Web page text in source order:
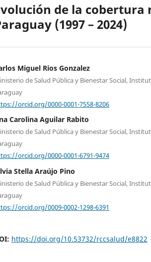
de la cobertura
(1997 – 2024)
Miguel Rios Gonzalez
de Salud Pública y Bienestar Social,
orcid.org/0000-0001-7558-8206
Carolina Aguilar Rabito
de Salud Pública y Bienestar Social,
orcid.org/0000-0001-6791-9474
Stella Araújo Pino
de Salud Pública y Bienestar Social,
orcid.org/0009-0002-1298-6391
https://doi.org/10.53732/rccsalud/e8822